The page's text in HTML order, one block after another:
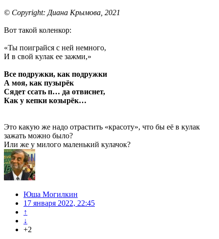
© Copyright: Диана Крымова, 2021
Вот такой коленкор:
«Ты поиграйся с ней немного,
И в свой кулак ее зажми,»
Все подружки, как подружки
А моя, как пузырёк
Cядет ссать п… да отвиснет,
Как у кепки козырёк…
Это какую же надо отрастить «красоту», что бы её в кулак
зажать можно было?
Или же у милого маленький кулачок?
Юша Могилкин
17 января 2022, 22:45
↑
↓
+2